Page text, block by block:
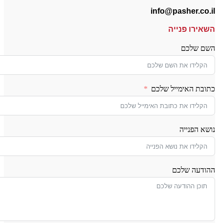
info@pasher.co.il
השאירו פנייה
השם שלכם
כתובת האימייל שלכם
נושא הפנייה
ההודעה שלכם